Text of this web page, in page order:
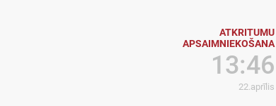
ATKRITUMU
APSAIMNIEKOŠANA
13:46
22.aprīlis